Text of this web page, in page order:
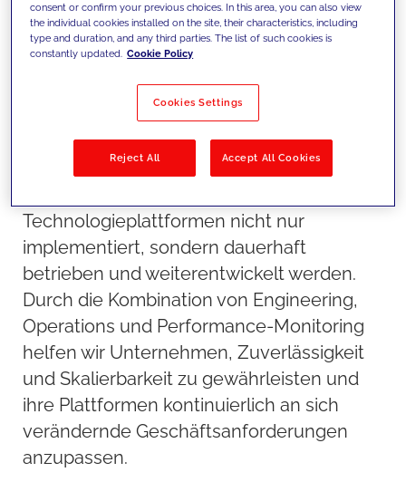
Unser Ansatz
Technologieplattformen nicht nur
implementiert, sondern dauerhaft
betrieben und weiterentwickelt werden.
Durch die Kombination von Engineering,
Operations und Performance-Monitoring
helfen wir Unternehmen, Zuverlässigkeit
und Skalierbarkeit zu gewährleisten und
ihre Plattformen kontinuierlich an sich
verändernde Geschäftsanforderungen
anzupassen.
consent or confirm your previous choices. In this area, you can also view
the individual cookies installed on the site, their characteristics, including
type and duration, and any third parties. The list of such cookies is
constantly updated. Cookie Policy
Cookies Settings
Reject All Accept All Cookies